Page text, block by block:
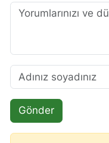
Gönder